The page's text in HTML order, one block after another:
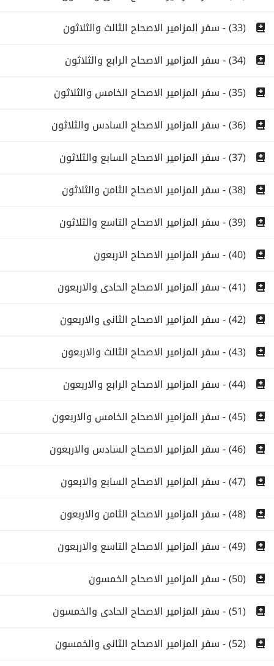
(33) - سفر المزامير الاصحاح الثالث والثلاثون
(34) - سفر المزامير الاصحاح الرابع والثلاثون
(35) - سفر المزامير الاصحاح الخامس والثلاثون
(36) - سفر المزامير الاصحاح السادس والثلاثون
(37) - سفر المزامير الاصحاح السابع والثلاثون
(38) - سفر المزامير الاصحاح الثامن والثلاثون
(39) - سفر المزامير الاصحاح التاسع والثلاثون
(40) - سفر المزامير الاصحاح الاربعون
(41) - سفر المزامير الاصحاح الحادى والاربعون
(42) - سفر المزامير الاصحاح الثانى والاربعون
(43) - سفر المزامير الاصحاح الثالث والاربعون
(44) - سفر المزامير الاصحاح الرابع والاربعون
(45) - سفر المزامير الاصحاح الخامس والاربعون
(46) - سفر المزامير الاصحاح السادس والاربعون
(47) - سفر المزامير الاصحاح السابع والابعون
(48) - سفر المزامير الاصحاح الثامن والاربعون
(49) - سفر المزامير الاصحاح التاسع والاربعون
(50) - سفر المزامير الاصحاح الخمسون
(51) - سفر المزامير الاصحاح الحادى والخمسون
(52) - سفر المزامير الاصحاح الثانى والخمسون